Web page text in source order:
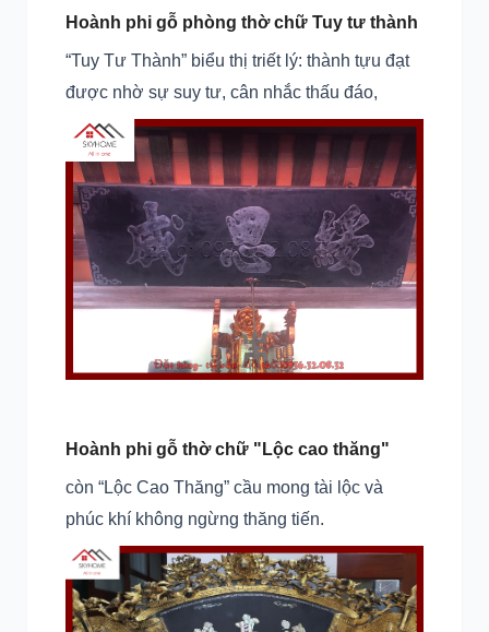
Hoành phi gỗ phòng thờ chữ Tuy tư thành
“Tuy Tư Thành” biểu thị triết lý: thành tựu đạt
được nhờ sự suy tư, cân nhắc thấu đáo,
Hoành phi gỗ thờ chữ "Lộc cao thăng"
còn “Lộc Cao Thăng” cầu mong tài lộc và
phúc khí không ngừng thăng tiến.